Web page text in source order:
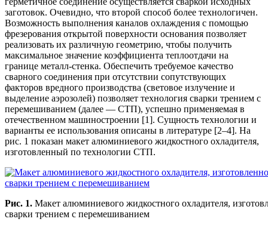
заготовок. Очевидно, что второй способ более технологичен.
Возможность выполнения каналов охлаждения с помощью
фрезерования открытой поверхности основания позволяет
реализовать их различную геометрию, чтобы получить
максимальное значение коэффициента теплоотдачи на
границе металл-стенка. Обеспечить требуемое качество
сварного соединения при отсутствии сопутствующих
факторов вредного производства (световое излучение и
выделение аэрозолей) позволяет технология сварки трением с
перемешиванием (далее — СТП), успешно применяемая в
отечественном машиностроении [1]. Сущность технологии и
варианты ее использования описаны в литературе [2–4]. На
рис. 1 показан макет алюминиевого жидкостного охладителя,
изготовленный по технологии СТП.
Рис. 1. Макет алюминиевого жидкостного охладителя,
сварки трением с перемешиванием